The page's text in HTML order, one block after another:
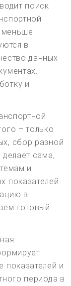
поиск
меньше
в
данных
и
– только
сбор разной
сама,
и
показателей.
в
готовый
показателей и
периода в